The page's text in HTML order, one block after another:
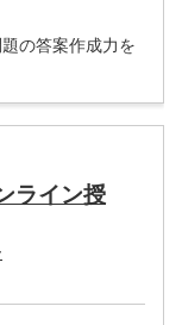
の答案作成力を
ライン授